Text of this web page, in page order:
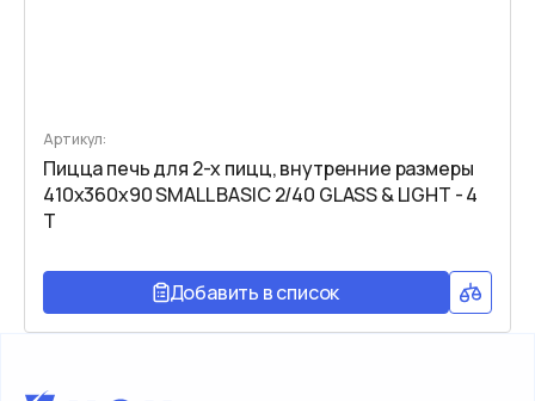
Артикул:
Пицца печь для 2-х пицц, внутренние размеры
410x360x90 SMALL BASIC 2/40 GLASS & LIGHT - 4
T
Добавить в список